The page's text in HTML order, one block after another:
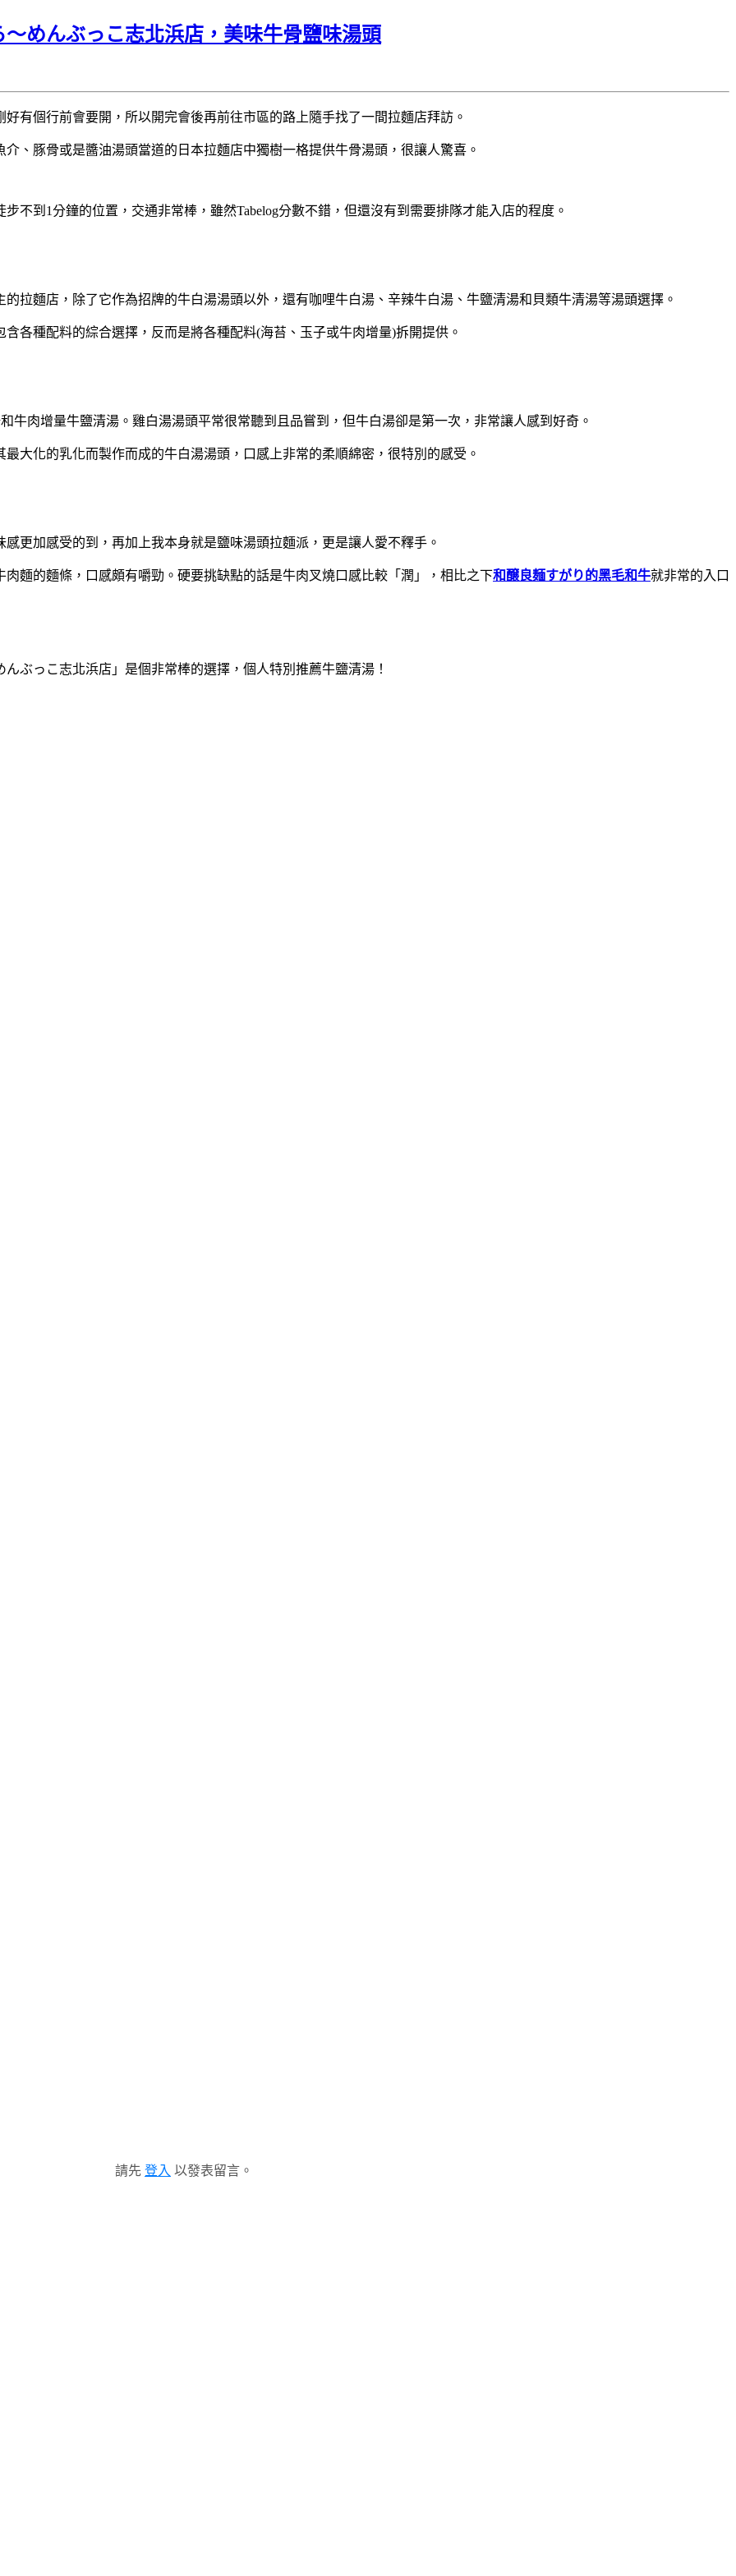
～めんぶっこ志北浜店，美味牛骨鹽味湯頭
好有個行前會要開，所以開完會後再前往市區的路上隨手找了一間拉麵店拜訪。
、豚骨或是醬油湯頭當道的日本拉麵店中獨樹一格提供牛骨湯頭，很讓人驚喜。
不到1分鐘的位置，交通非常棒，雖然Tabelog分數不錯，但還沒有到需要排隊才能入店的程度。
拉麵店，除了它作為招牌的牛白湯湯頭以外，還有咖哩牛白湯、辛辣牛白湯、牛鹽清湯和貝類牛清湯等湯頭選擇。
各種配料的綜合選擇，反而是將各種配料(海苔、玉子或牛肉增量)拆開提供。
牛肉增量牛鹽清湯。雞白湯湯頭平常很常聽到且品嘗到，但牛白湯卻是第一次，非常讓人感到好奇。
大化的乳化而製作而成的牛白湯湯頭，口感上非常的柔順綿密，很特別的感受。
更加感受的到，再加上我本身就是鹽味湯頭拉麵派，更是讓人愛不釋手。
麵的麵條，口感頗有嚼勁。硬要挑缺點的話是牛肉叉燒口感比較「潤」，相比之下和醸良麺すがり的黑毛和牛就非常的入口
ぶっこ志北浜店」是個非常棒的選擇，個人特別推薦牛鹽清湯！
請先 登入 以發表留言。